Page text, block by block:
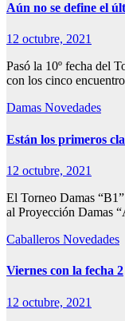
Aún no se define el
12 octubre, 2021
Pasó la 10º fecha del
con los cinco
Damas Novedades
Están los primeros
12 octubre, 2021
El Torneo Damas
al Proyección Damas
Caballeros Novedades
Viernes con la fecha 2
12 octubre, 2021